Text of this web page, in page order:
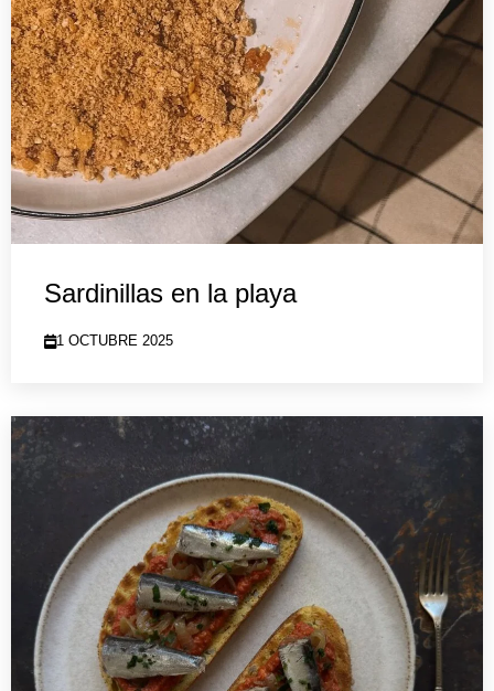
Sardinillas en la playa
1 OCTUBRE 2025